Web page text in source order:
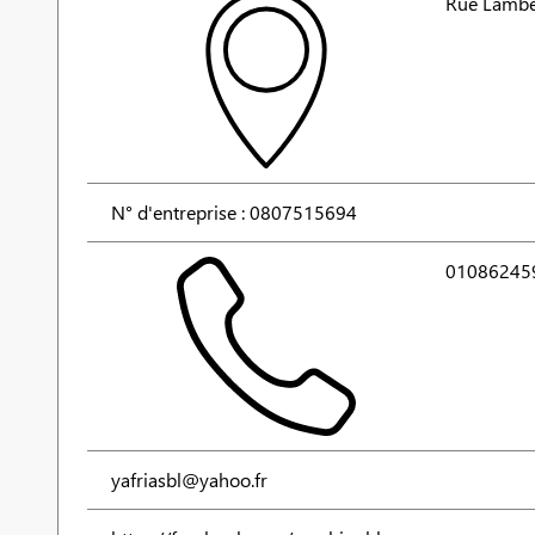
N° d'entreprise : 0807515694
yafriasbl@yahoo.fr